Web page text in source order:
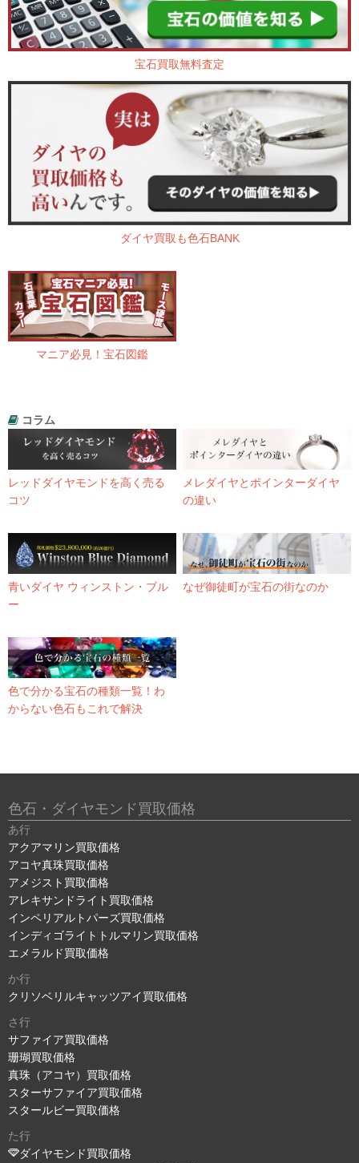
宝石買取無料査定
ダイヤ買取も色石BANK
マニア必見！宝石図鑑
コラム
レッドダイヤモンドを高く売る
コツ
メレダイヤとポインターダイヤ
の違い
青いダイヤ ウィンストン・ブル
ー
なぜ御徒町が宝石の街なのか
色で分かる宝石の種類一覧！わ
からない色石もこれで解決
色石・ダイヤモンド買取価格
あ行
アクアマリン買取価格
アコヤ真珠買取価格
アメジスト買取価格
アレキサンドライト買取価格
インペリアルトパーズ買取価格
インディゴライトトルマリン買取価格
エメラルド買取価格
か行
クリソベリルキャッツアイ買取価格
さ行
サファイア買取価格
珊瑚買取価格
真珠（アコヤ）買取価格
スターサファイア買取価格
スタールビー買取価格
た行
ダイヤモンド買取価格